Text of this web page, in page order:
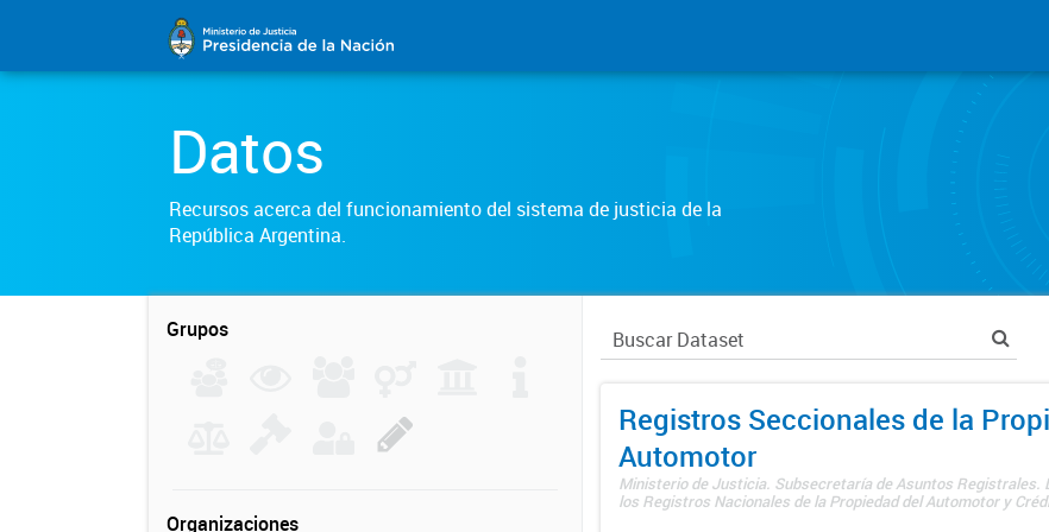
Datos
Recursos acerca del funcionamiento del sistema de justicia de la
República Argentina.
Grupos
Organizaciones
Registros Seccionales de la
Automotor
Ministerio de Justicia. Subsecretaría de Asuntos Registrales.
los Registros Nacionales de la Propiedad del Automotor y